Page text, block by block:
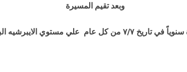
وبعد تقيم المسيرة
٧/٧ من كل عام علي مستوي الايبرشيه